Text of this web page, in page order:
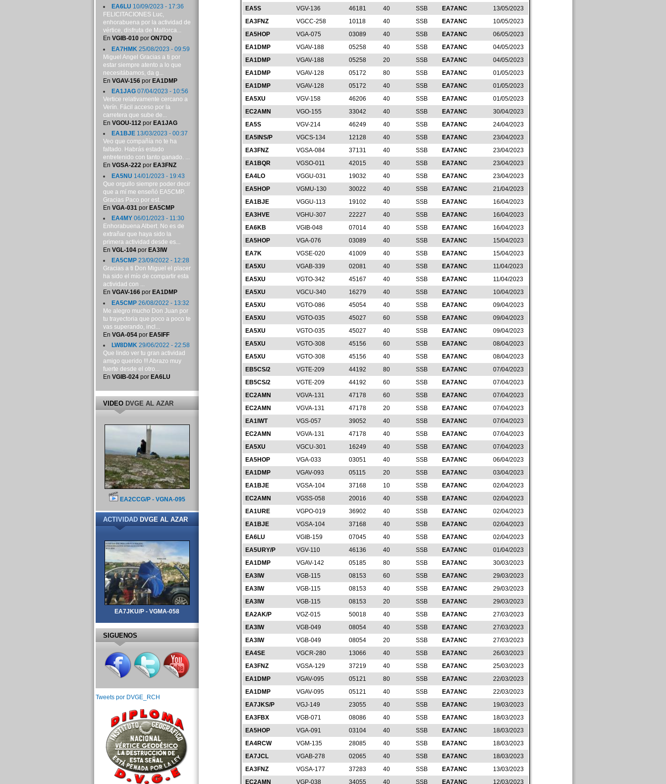
EA5S
VGV-136 46181 40 SSB EA7ANC
13/05/2023
EA3FNZ
VGCC-258 10118 40 SSB EA7ANC
10/05/2023
EA5HOP
VGA-075 03089 40 SSB EA7ANC
06/05/2023
EA1DMP
VGAV-188 05258 40 SSB EA7ANC
04/05/2023
EA1DMP
VGAV-188 05258 20 SSB EA7ANC
04/05/2023
EA1DMP
VGAV-128 05172 80 SSB EA7ANC
01/05/2023
EA1DMP
VGAV-128 05172 40 SSB EA7ANC
01/05/2023
EA5XU
VGV-158 46206 40 SSB EA7ANC
01/05/2023
EC2AMN
VGO-155 33042 40 SSB EA7ANC
30/04/2023
EA5S
VGV-214 46249 40 SSB EA7ANC
24/04/2023
EA5INS/P
VGCS-134 12128 40 SSB EA7ANC
23/04/2023
EA3FNZ
VGSA-084 37131 40 SSB EA7ANC
23/04/2023
EA1BQR
VGSO-011 42015 40 SSB EA7ANC
23/04/2023
EA4LO
VGGU-031 19032 40 SSB EA7ANC
23/04/2023
EA5HOP
VGMU-130 30022 40 SSB EA7ANC
21/04/2023
EA1BJE
VGGU-113 19102 40 SSB EA7ANC
16/04/2023
EA3HVE
VGHU-307 22227 40 SSB EA7ANC
16/04/2023
EA6KB
VGIB-048 07014 40 SSB EA7ANC
16/04/2023
EA5HOP
VGA-076 03089 40 SSB EA7ANC
15/04/2023
EA7K
VGSE-020 41009 40 SSB EA7ANC
15/04/2023
EA5XU
VGAB-339 02081 40 SSB EA7ANC
11/04/2023
EA5XU
VGTO-342 45167 40 SSB EA7ANC
11/04/2023
EA5XU
VGCU-340 16279 40 SSB EA7ANC
10/04/2023
EA5XU
VGTO-086 45054 40 SSB EA7ANC
09/04/2023
EA5XU
VGTO-035 45027 60 SSB EA7ANC
09/04/2023
EA5XU
VGTO-035 45027 40 SSB EA7ANC
09/04/2023
EA5XU
VGTO-308 45156 60 SSB EA7ANC
08/04/2023
EA5XU
VGTO-308 45156 40 SSB EA7ANC
08/04/2023
EB5CS/2
VGTE-209 44192 80 SSB EA7ANC
07/04/2023
EB5CS/2
VGTE-209 44192 60 SSB EA7ANC
07/04/2023
EC2AMN
VGVA-131 47178 60 SSB EA7ANC
07/04/2023
EC2AMN
VGVA-131 47178 20 SSB EA7ANC
07/04/2023
EA1IWT
VGS-057 39052 40 SSB EA7ANC
07/04/2023
EC2AMN
VGVA-131 47178 40 SSB EA7ANC
07/04/2023
EA5XU
VGCU-301 16249 40 SSB EA7ANC
07/04/2023
EA5HOP
VGA-033 03051 40 SSB EA7ANC
06/04/2023
EA1DMP
VGAV-093 05115 20 SSB EA7ANC
03/04/2023
EA1BJE
VGSA-104 37168 10 SSB EA7ANC
02/04/2023
EC2AMN
VGSS-058 20016 40 SSB EA7ANC
02/04/2023
EA1URE
VGPO-019 36902 40 SSB EA7ANC
02/04/2023
EA1BJE
VGSA-104 37168 40 SSB EA7ANC
02/04/2023
EA6LU
VGIB-159 07045 40 SSB EA7ANC
02/04/2023
EA5URY/P
VGV-110 46136 40 SSB EA7ANC
01/04/2023
EA1DMP
VGAV-142 05185 80 SSB EA7ANC
30/03/2023
EA3IW
VGB-115 08153 60 SSB EA7ANC
29/03/2023
EA3IW
VGB-115 08153 40 SSB EA7ANC
29/03/2023
EA3IW
VGB-115 08153 20 SSB EA7ANC
29/03/2023
EA2AK/P
VGZ-015 50018 40 SSB EA7ANC
27/03/2023
EA3IW
VGB-049 08054 40 SSB EA7ANC
27/03/2023
EA3IW
VGB-049 08054 20 SSB EA7ANC
27/03/2023
EA4SE
VGCR-280 13066 40 SSB EA7ANC
26/03/2023
EA3FNZ
VGSA-129 37219 40 SSB EA7ANC
25/03/2023
EA1DMP
VGAV-095 05121 80 SSB EA7ANC
22/03/2023
EA1DMP
VGAV-095 05121 40 SSB EA7ANC
22/03/2023
EA7JKS/P
VGJ-149 23055 40 SSB EA7ANC
19/03/2023
EA3FBX
VGB-071 08086 40 SSB EA7ANC
18/03/2023
EA5HOP
VGA-091 03104 40 SSB EA7ANC
18/03/2023
EA4RCW
VGM-135 28085 40 SSB EA7ANC
18/03/2023
EA7JCL
VGAB-278 02065 40 SSB EA7ANC
18/03/2023
EA3FNZ
VGSA-177 37283 40 SSB EA7ANC
13/03/2023
EC2AMN
VGP-038 34055 40 SSB EA7ANC 12/03/2023
EA6LU 10/09/2023 - 17:36
FELICITACIONES Luc,
enhorabuena por la actividad de
vértice, disfruta de Mallorca...
En VGIB-010por ON7DQ
EA7HMK 25/08/2023 - 09:59
Miguel Angel Gracias a ti por
estar siempre atento a lo que
necesitábamos, da g...
En VGAV-156por EA1DMP
EA1JAG07/04/2023 - 10:56
Vertice relativamente cercano a
Verín. Fácil acceso por la
carretera que sube de...
En VGOU-112por EA1JAG
EA1BJE13/03/2023 - 00:37
Veo que compañía no te ha
faltado. Habrás estado
entretenido con tanto ganado. ...
En VGSA-222por EA3FNZ
EA5NU 14/01/2023 - 19:43
Que orgullo siempre poder decir
que a mí me enseñó EA5CMP.
Gracias Paco por est...
En VGA-031 por EA5CMP
EA4MY06/01/2023 - 11:30
Enhorabuena Albert. No es de
extrañar que haya sido la
primera actividad desde es...
En VGL-104por EA3IW
EA5CMP23/09/2022 - 12:28
Gracias a ti Don Miguel el placer
ha sido el mío de compartir esta
actividad con ...
En VGAV-166por EA1DMP
EA5CMP26/08/2022 - 13:32
Me alegro mucho Don Juan por
tu trayectoria que poco a poco te
vas superando, incl...
En VGA-054por EA5IFF
LW8DMK29/06/2022 - 22:58
Que lindo ver tu gran actividad
amigo querido !!! Abrazo muy
fuerte desde el otro...
En VGIB-024por EA6LU
VIDEODVGE AL AZAR
EA2CCG/P - VGNA-095
ACTIVIDADDVGE AL AZAR
EA7JKU/P - VGMA-058
SIGUENOS
Tweets por DVGE_RCH